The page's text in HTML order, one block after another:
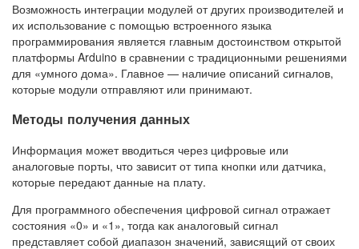
Возможность интеграции модулей от других производителей и
их использование с помощью встроенного языка
программирования является главным достоинством открытой
платформы Arduino в сравнении с традиционными решениями
для «умного дома». Главное — наличие описаний сигналов,
которые модули отправляют или принимают.
Методы получения данных
Информация может вводиться через цифровые или
аналоговые порты, что зависит от типа кнопки или датчика,
которые передают данные на плату.
Для программного обеспечения цифровой сигнал отражает
состояния «0» и «1», тогда как аналоговый сигнал
представляет собой диапазон значений, зависящий от своих